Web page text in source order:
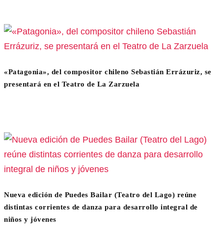
«Patagonia», del compositor chileno Sebastián Errázuriz, se
presentará en el Teatro de La Zarzuela
Nueva edición de Puedes Bailar (Teatro del Lago) reúne
distintas corrientes de danza para desarrollo integral de
niños y jóvenes